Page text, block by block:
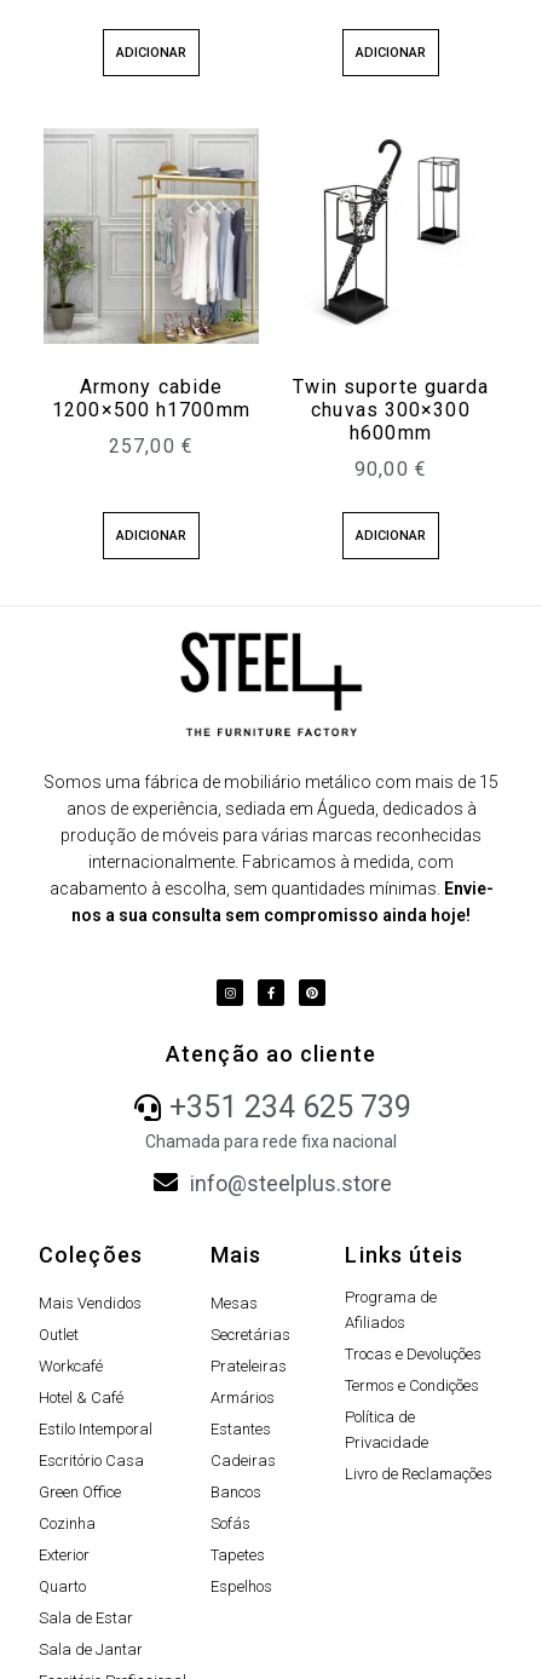
ADICIONAR ADICIONAR
Armony cabide
1200×500 h1700mm
257,00 €
ADICIONAR
Twin suporte guarda
chuvas 300×300
h600mm
90,00 €
ADICIONAR
Somos uma fábrica de mobiliário metálico com mais de 15
anos de experiência, sediada em Águeda, dedicados à
produção de móveis para várias marcas reconhecidas
internacionalmente. Fabricamos à medida, com
acabamento à escolha, sem quantidades mínimas. Envie-
nos a sua consulta sem compromisso ainda hoje!
Atenção ao cliente
+351 234 625 739
Chamada para rede fixa nacional
info@steelplus.store
Coleções
Mais Vendidos
Outlet
Workcafé
Hotel & Café
Estilo Intemporal
Escritório Casa
Green Office
Cozinha
Exterior
Quarto
Sala de Estar
Sala de Jantar
Mais
Mesas
Secretárias
Prateleiras
Armários
Estantes
Cadeiras
Bancos
Sofás
Tapetes
Espelhos
Links úteis
Programa de
Afiliados
Trocas e Devoluções
Termos e Condições
Política de
Privacidade
Livro de Reclamações